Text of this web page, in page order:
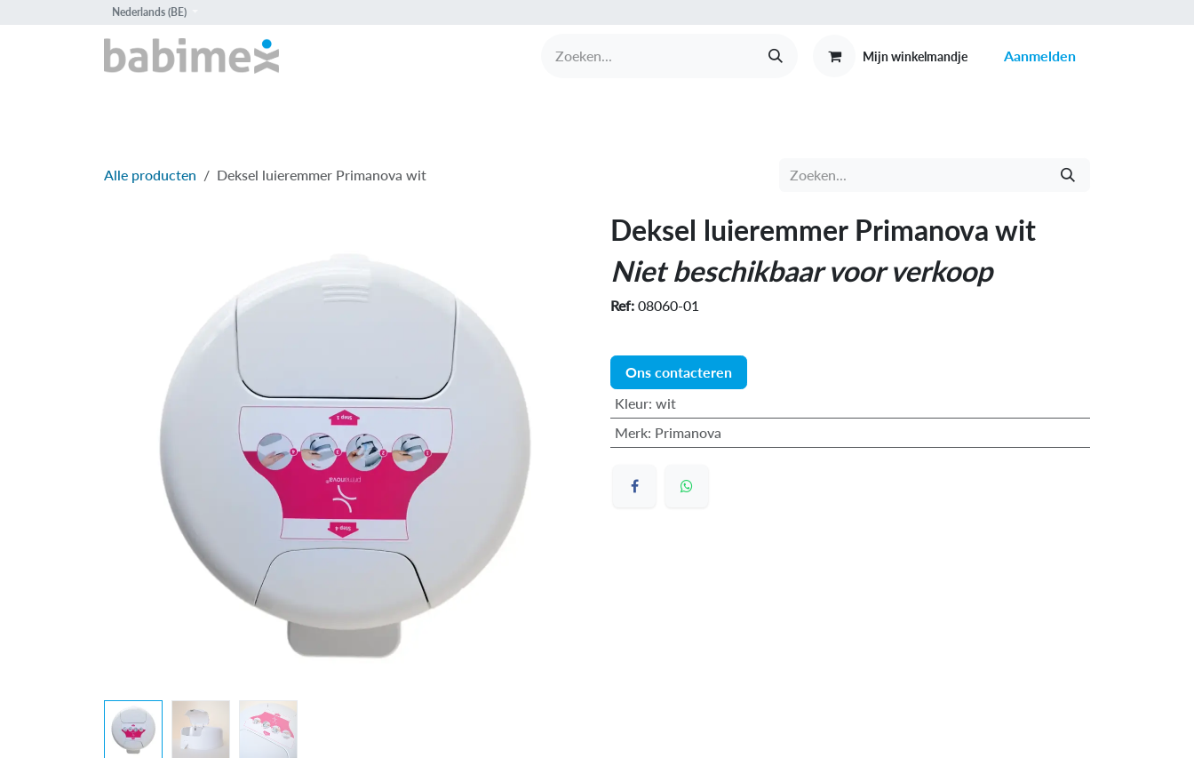
Overslaan naar inhoudNederlands (BE)
Mijn winkelmandje Aanmelden
Alle producten Deksel luieremmer Primanova wit
Deksel luieremmer Primanova wit
Niet beschikbaar voor verkoop
Ref: 08060-01
Ons contacteren
Kleur: wit
Merk: Primanova